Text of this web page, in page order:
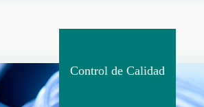
Control de Calidad